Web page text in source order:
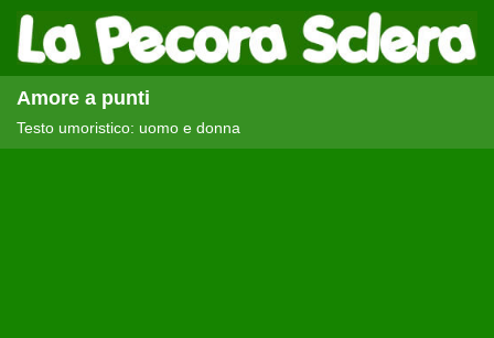
Amore a punti
Testo umoristico: uomo e donna